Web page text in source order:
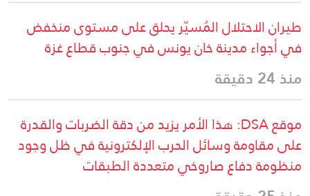
طيران الاحتلال المُسيّر يحلق على مستوى منخفض
في أجواء مدينة خان يونس في جنوب قطاع غزة
منذ 24 دقيقة
موقع DSA: هذا الأمر يزيد من دقة الضربات والقدرة
على مقاومة وسائل الحرب الإلكترونية في ظل وجود
منظومة دفاع صاروخي متعددة الطبقات